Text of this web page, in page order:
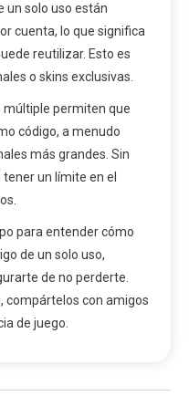
un solo uso están
cuenta, lo que significa
reutilizar. Esto es
o skins exclusivas.
múltiple permiten que
código, a menudo
más grandes. Sin
un límite en el
para entender cómo
de un solo uso,
de no perderte.
compártelos con amigos
de juego.